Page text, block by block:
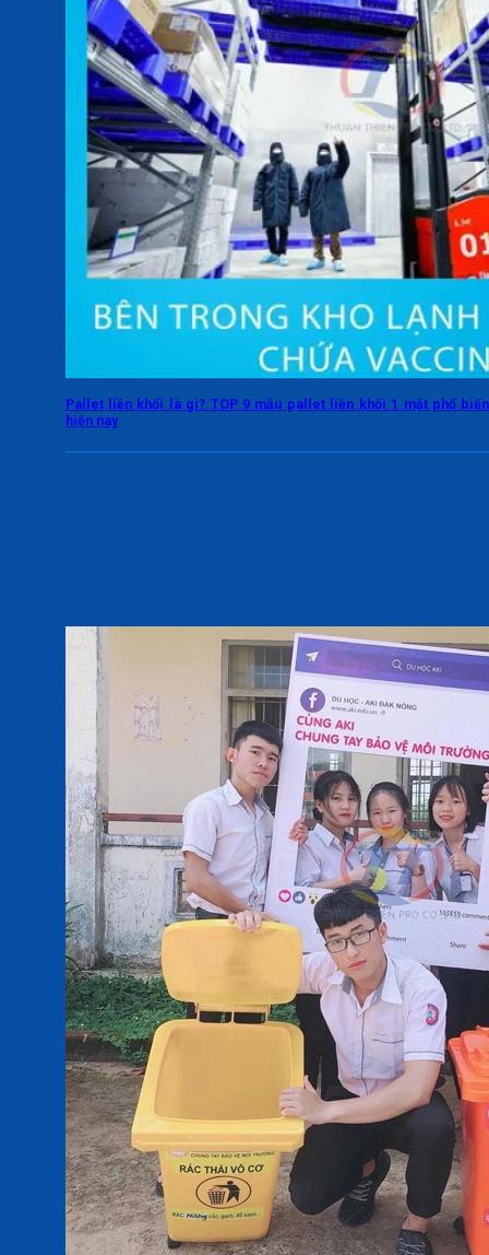
Pallet liền khối là gì? TOP 9 mẫu pallet liền khối 1 mặt phổ biến
hiện nay